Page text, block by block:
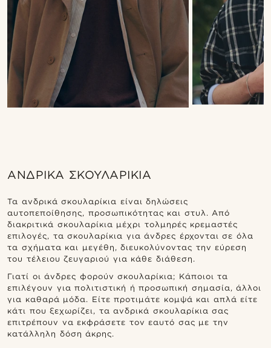
ΑΝΔΡΙΚΆ ΣΚΟΥΛΑΡΊΚΙΑ
Τα ανδρικά σκουλαρίκια είναι δηλώσεις
αυτοπεποίθησης, προσωπικότητας και στυλ. Από
διακριτικά σκουλαρίκια μέχρι τολμηρές κρεμαστές
επιλογές, τα σκουλαρίκια για άνδρες έρχονται σε όλα
τα σχήματα και μεγέθη, διευκολύνοντας την εύρεση
του τέλειου ζευγαριού για κάθε διάθεση.
Γιατί οι άνδρες φορούν σκουλαρίκια; Κάποιοι τα
επιλέγουν για πολιτιστική ή προσωπική σημασία, άλλοι
για καθαρά μόδα. Είτε προτιμάτε κομψά και απλά είτε
κάτι που ξεχωρίζει, τα ανδρικά σκουλαρίκια σας
επιτρέπουν να εκφράσετε τον εαυτό σας με την
κατάλληλη δόση άκρης.